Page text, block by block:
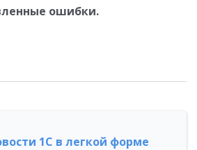
ошибки.
1С в легкой форме